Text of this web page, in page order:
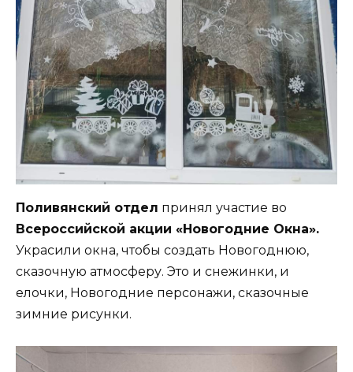
Поливянский отдел принял участие во
Всероссийской акции «Новогодние Окна».
Украсили окна, чтобы создать Новогоднюю,
сказочную атмосферу. Это и снежинки, и
елочки, Новогодние персонажи, сказочные
зимние рисунки.